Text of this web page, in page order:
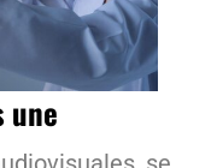
une